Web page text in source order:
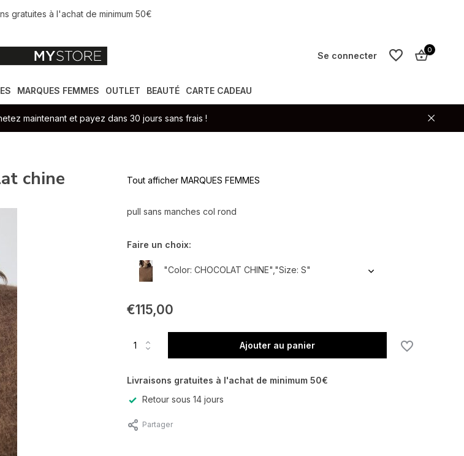
gratuites à l'achat de minimum 50€
Se connecter
0
MARQUES FEMMES OUTLET BEAUTÉ CARTE CADEAU
maintenant et payez dans 30 jours sans frais !
chine Tout afficher MARQUES FEMMES
pull sans manches col rond
Faire un choix:
"Color: CHOCOLAT CHINE","Size: S"
€115,00
Ajouter au panier
Livraisons gratuites à l'achat de minimum 50€
Retour sous 14 jours
Partager